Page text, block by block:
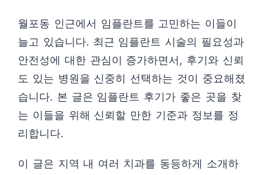
월포동 인근에서 임플란트를 고민하는 이들이
늘고 있습니다. 최근 임플란트 시술의 필요성과
안전성에 대한 관심이 증가하면서, 후기와 신뢰
도 있는 병원을 신중히 선택하는 것이 중요해졌
습니다. 본 글은 임플란트 후기가 좋은 곳을 찾
는 이들을 위해 신뢰할 만한 기준과 정보를 정
리합니다.
이 글은 지역 내 여러 치과를 동등하게 소개하